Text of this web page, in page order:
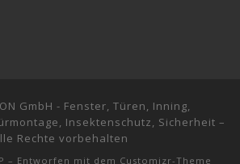
GmbH - Fenster, Türen, Inning,
Insektenschutz, Sicherheit –
Rechte vorbehalten
– Entworfen mit dem Customizr-Theme